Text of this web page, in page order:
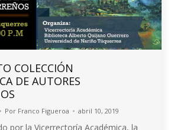
COLECCIÓN
DE AUTORES
Por Franco Figueroa abril 10, 2019
por la Vicerrectoría Académica, la